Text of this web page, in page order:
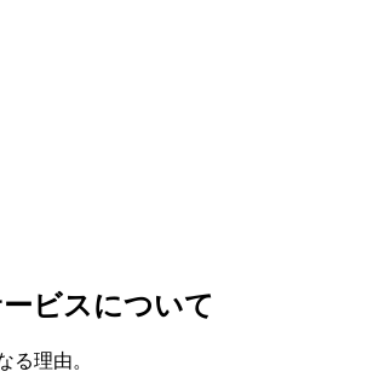
ビスについて
る理由。